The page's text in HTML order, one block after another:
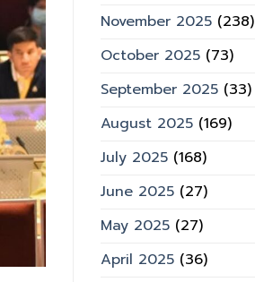
November 2025(238)
October 2025(73)
September 2025(33)
August 2025(169)
July 2025(168)
June 2025(27)
May 2025(27)
April 2025(36)